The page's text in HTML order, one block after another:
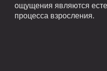
ощущения являются
процесса взросления.